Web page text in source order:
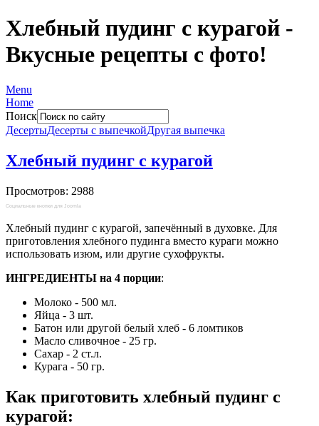
Хлебный пудинг с курагой -
Вкусные рецепты с фото!
Menu
Home
Поиск
ДесертыДесерты с выпечкойДругая выпечка
Хлебный пудинг с курагой
Просмотров: 2988
Социальные кнопки для Joomla
Хлебный пудинг с курагой, запечённый в духовке. Для
приготовления хлебного пудинга вместо кураги можно
использовать изюм, или другие сухофрукты.
ИНГРЕДИЕНТЫ на 4 порции:
Молоко - 500 мл.
Яйца - 3 шт.
Батон или другой белый хлеб - 6 ломтиков
Масло сливочное - 25 гр.
Сахар - 2 ст.л.
Курага - 50 гр.
Как приготовить хлебный пудинг с
курагой: